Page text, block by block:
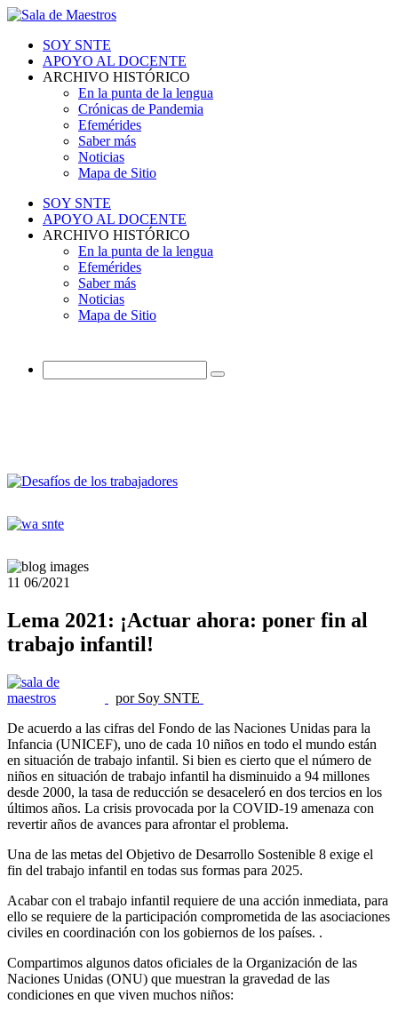
SOY SNTE
APOYO AL DOCENTE
ARCHIVO HISTÓRICO
En la punta de la lengua
Crónicas de Pandemia
Efemérides
Saber más
Noticias
Mapa de Sitio
SOY SNTE
APOYO AL DOCENTE
ARCHIVO HISTÓRICO
En la punta de la lengua
Efemérides
Saber más
Noticias
Mapa de Sitio
11 06/2021
Lema 2021: ¡Actuar ahora: poner fin al
trabajo infantil!
por Soy SNTE
De acuerdo a las cifras del Fondo de las Naciones Unidas para la
Infancia (UNICEF), uno de cada 10 niños en todo el mundo están
en situación de trabajo infantil. Si bien es cierto que el número de
niños en situación de trabajo infantil ha disminuido a 94 millones
desde 2000, la tasa de reducción se desaceleró en dos tercios en los
últimos años. La crisis provocada por la COVID-19 amenaza con
revertir años de avances para afrontar el problema.
Una de las metas del Objetivo de Desarrollo Sostenible 8 exige el
fin del trabajo infantil en todas sus formas para 2025.
Acabar con el trabajo infantil requiere de una acción inmediata, para
ello se requiere de la participación comprometida de las asociaciones
civiles en coordinación con los gobiernos de los países. .
Compartimos algunos datos oficiales de la Organización de las
Naciones Unidas (ONU) que muestran la gravedad de las
condiciones en que viven muchos niños: